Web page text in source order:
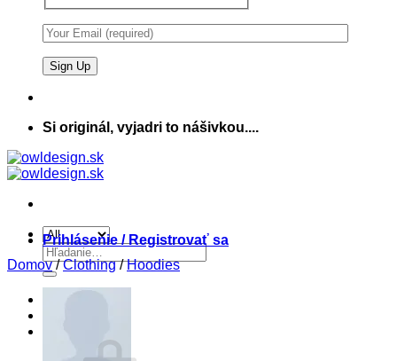
Si originál, vyjadri to nášivkou....
Hľadať:
Wishlist
Prihlásenie / Registrovať sa
Domov / Clothing / Hoodies